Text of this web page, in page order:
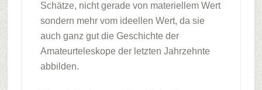
Schätze, nicht gerade von materiellem Wert
sondern mehr vom ideellen Wert, da sie
auch ganz gut die Geschichte der
Amateurteleskope der letzten Jahrzehnte
abbilden.